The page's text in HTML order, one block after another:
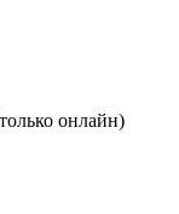
онлайн)